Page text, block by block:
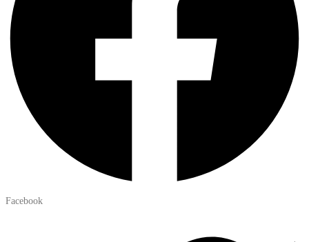
Facebook